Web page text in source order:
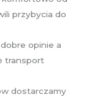
przybycia do
opinie a
transport
dostarczamy